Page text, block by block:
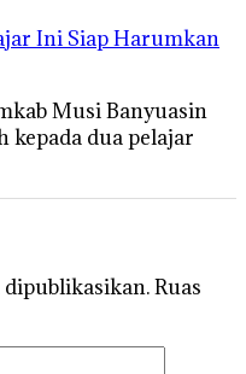
Ini Siap Harumkan
Musi Banyuasin
dua pelajar
Ruas